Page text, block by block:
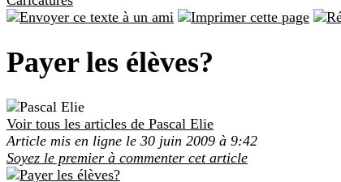
Payer les élèves?
Voir tous les articles de Pascal Elie
Article mis en ligne le 30 juin 2009 à 9:42
Soyez le premier à commenter cet article